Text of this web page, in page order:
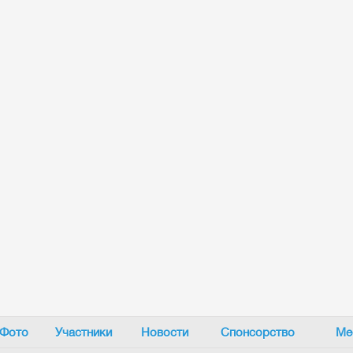
Фото Участники Новости Спонсорство